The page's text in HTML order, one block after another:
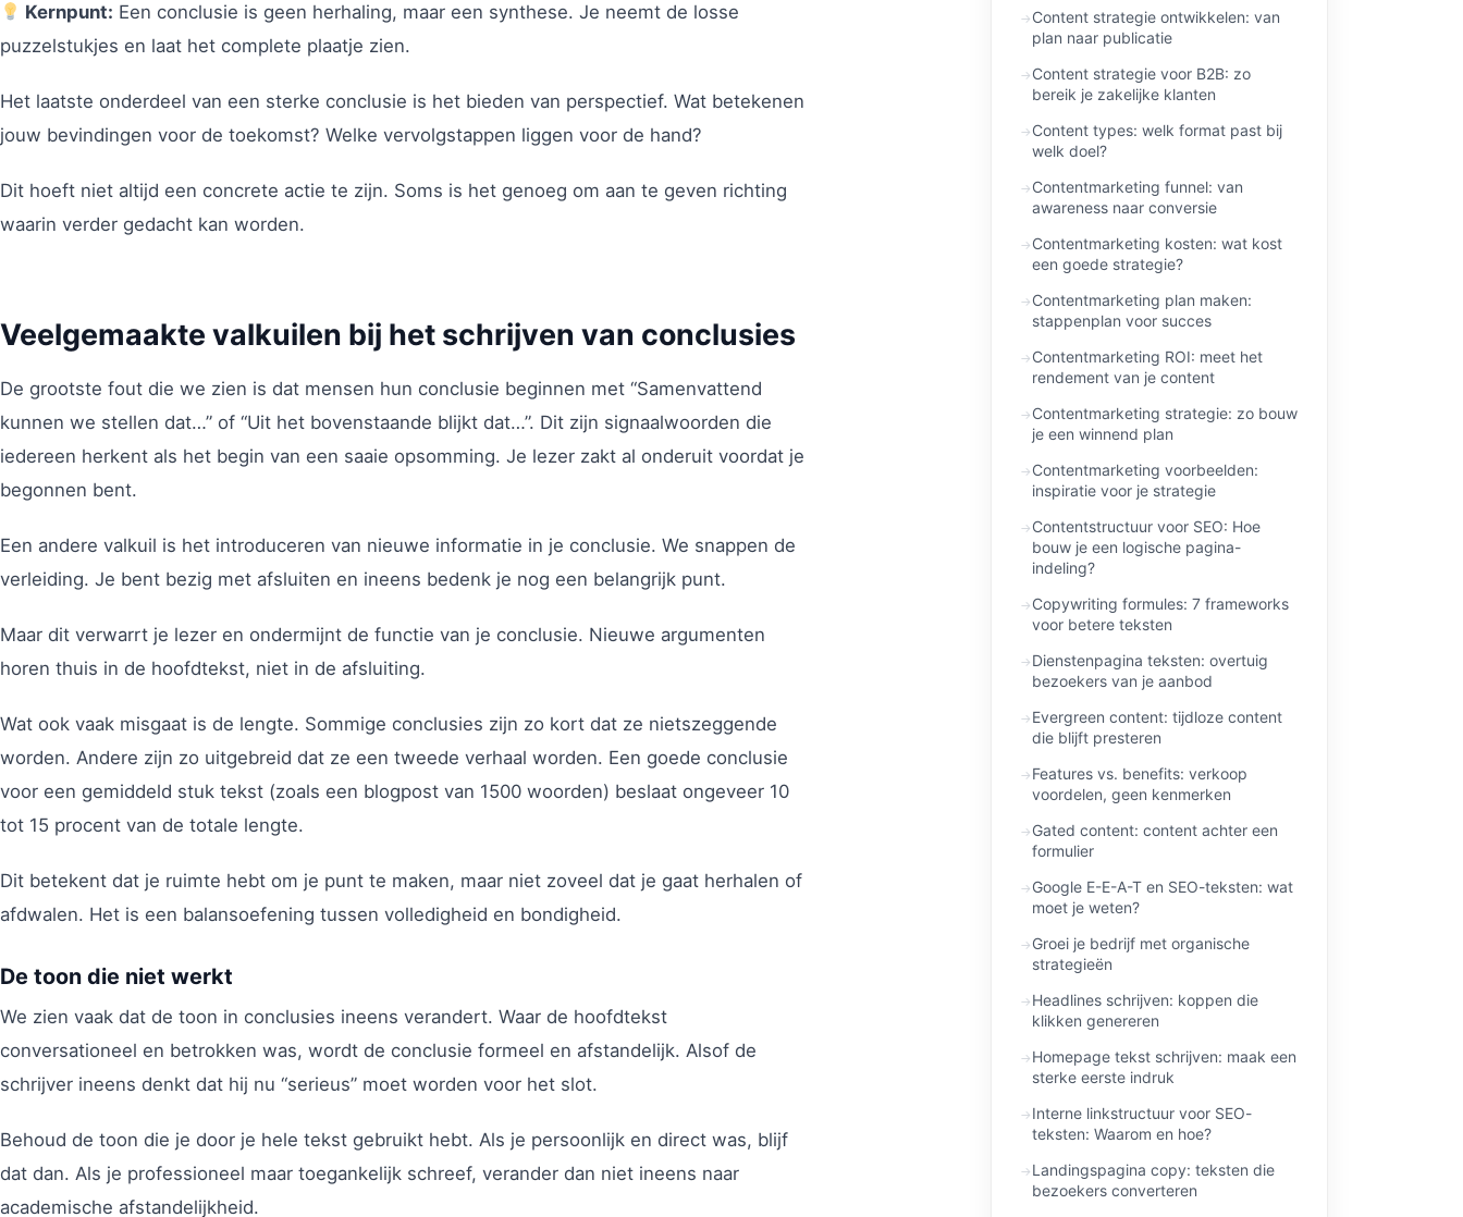
Kernpunt: Een conclusie is geen herhaling, maar een synthese. Je neemt de losse
puzzelstukjes en laat het complete plaatje zien.
Het laatste onderdeel van een sterke conclusie is het bieden van perspectief. Wat betekenen
jouw bevindingen voor de toekomst? Welke vervolgstappen liggen voor de hand?
Dit hoeft niet altijd een concrete actie te zijn. Soms is het genoeg om aan te geven richting
waarin verder gedacht kan worden.
Veelgemaakte valkuilen bij het schrijven van conclusies
De grootste fout die we zien is dat mensen hun conclusie beginnen met “Samenvattend
kunnen we stellen dat…” of “Uit het bovenstaande blijkt dat…”. Dit zijn signaalwoorden die
iedereen herkent als het begin van een saaie opsomming. Je lezer zakt al onderuit voordat je
begonnen bent.
Een andere valkuil is het introduceren van nieuwe informatie in je conclusie. We snappen de
verleiding. Je bent bezig met afsluiten en ineens bedenk je nog een belangrijk punt.
Maar dit verwarrt je lezer en ondermijnt de functie van je conclusie. Nieuwe argumenten
horen thuis in de hoofdtekst, niet in de afsluiting.
Wat ook vaak misgaat is de lengte. Sommige conclusies zijn zo kort dat ze nietszeggende
worden. Andere zijn zo uitgebreid dat ze een tweede verhaal worden. Een goede conclusie
voor een gemiddeld stuk tekst (zoals een blogpost van 1500 woorden) beslaat ongeveer 10
tot 15 procent van de totale lengte.
Dit betekent dat je ruimte hebt om je punt te maken, maar niet zoveel dat je gaat herhalen of
afdwalen. Het is een balansoefening tussen volledigheid en bondigheid.
De toon die niet werkt
We zien vaak dat de toon in conclusies ineens verandert. Waar de hoofdtekst
conversationeel en betrokken was, wordt de conclusie formeel en afstandelijk. Alsof de
schrijver ineens denkt dat hij nu “serieus” moet worden voor het slot.
Behoud de toon die je door je hele tekst gebruikt hebt. Als je persoonlijk en direct was, blijf
dat dan. Als je professioneel maar toegankelijk schreef, verander dan niet ineens naar
academische afstandelijkheid.
Content strategie ontwikkelen: van
plan naar publicatie
Content strategie voor B2B: zo
bereik je zakelijke klanten
Content types: welk format past bij
welk doel?
Contentmarketing funnel: van
awareness naar conversie
Contentmarketing kosten: wat kost
een goede strategie?
Contentmarketing plan maken:
stappenplan voor succes
Contentmarketing ROI: meet het
rendement van je content
Contentmarketing strategie: zo bouw
je een winnend plan
Contentmarketing voorbeelden:
inspiratie voor je strategie
Contentstructuur voor SEO: Hoe
bouw je een logische pagina-
indeling?
Copywriting formules: 7 frameworks
voor betere teksten
Dienstenpagina teksten: overtuig
bezoekers van je aanbod
Evergreen content: tijdloze content
die blijft presteren
Features vs. benefits: verkoop
voordelen, geen kenmerken
Gated content: content achter een
formulier
Google E-E-A-T en SEO-teksten: wat
moet je weten?
Groei je bedrijf met organische
strategieën
Headlines schrijven: koppen die
klikken genereren
Homepage tekst schrijven: maak een
sterke eerste indruk
Interne linkstructuur voor SEO-
teksten: Waarom en hoe?
Landingspagina copy: teksten die
bezoekers converteren